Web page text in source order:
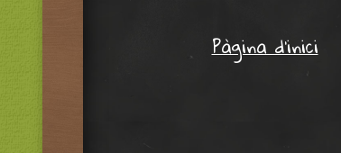
Menu
Skip to content
Pàgina d'inici